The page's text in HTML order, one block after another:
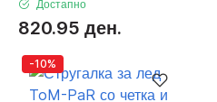
Достапно
820.95 ден.
-10%